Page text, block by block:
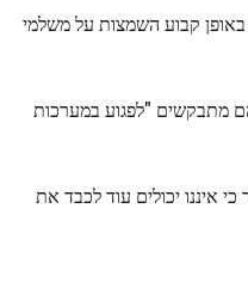
באופן קבוע השמצות על משלמי
שהם מתבקשים "לפגוע במערכות
איננו יכולים עוד לכבד את